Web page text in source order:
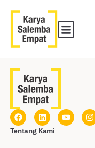
Tentang Kami